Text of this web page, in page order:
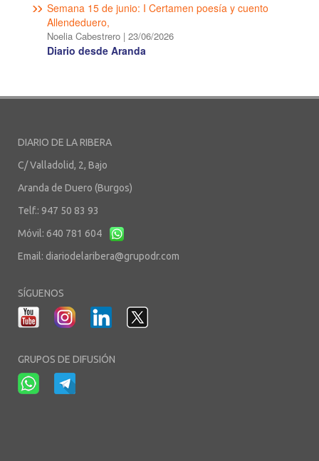
Semana 15 de junio: I Certamen poesía y cuento
Allendeduero,
Noelia Cabestrero | 23/06/2026
Diario desde Aranda
DIARIO DE LA RIBERA
C/ Valladolid, 2, Bajo
Aranda de Duero (Burgos)
Telf.: 947 50 83 93
Móvil: 640 781 604
Email: diariodelaribera@grupodr.com
SÍGUENOS
GRUPOS DE DIFUSIÓN